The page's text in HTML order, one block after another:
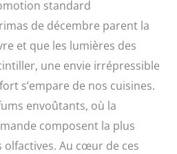
de décembre parent la
et que les lumières des
une envie irrépressible
s’empare de nos cuisines.
envoûtants, où la
composent la plus
olfactives. Au cœur de ces